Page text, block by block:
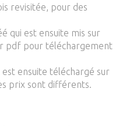
revisitée, pour des
qui est ensuite mis sur
pdf pour téléchargement
ensuite téléchargé sur
prix sont différents.